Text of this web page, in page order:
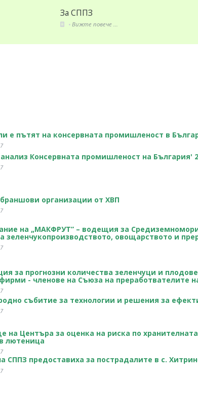
е пътят на консервната промишленост в
Консервната промишленост на България'
организации от ХВП
на „МАКФРУТ” – водещия за
зеленчукопроизводството, овощарството и
за прогнозни количества зеленчуци и
фирми - членове на Съюза на преработвателите
събитие за технологии и решения за
на Центъра за оценка на риска по
лютеница
СППЗ предоставиха за пострадалите в с.